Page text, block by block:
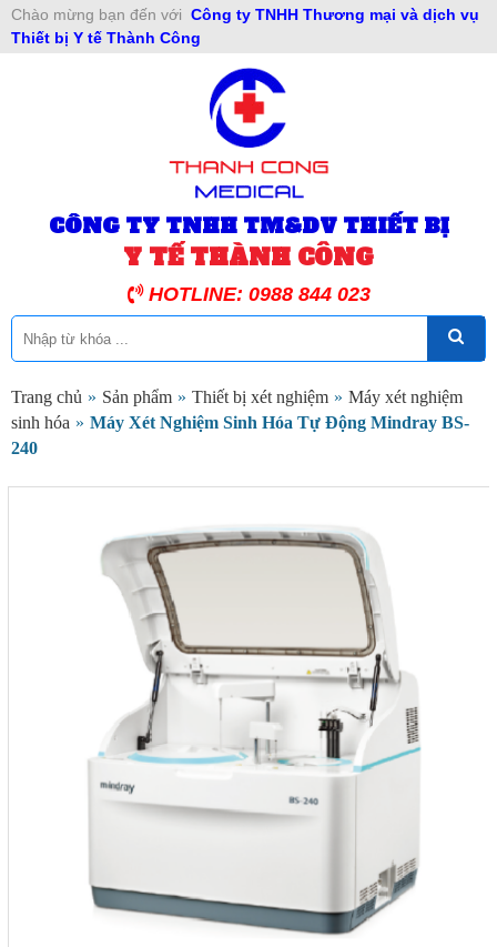
Chào mừng bạn đến với Công ty TNHH Thương mại và dịch vụ
Thiết bị Y tế Thành Công
CÔNG TY TNHH TM&DV THIẾT BỊ
Y TẾ THÀNH CÔNG
HOTLINE: 0988 844 023
Trang chủ » Sản phẩm » Thiết bị xét nghiệm » Máy xét nghiệm
sinh hóa » Máy Xét Nghiệm Sinh Hóa Tự Động Mindray BS-
240